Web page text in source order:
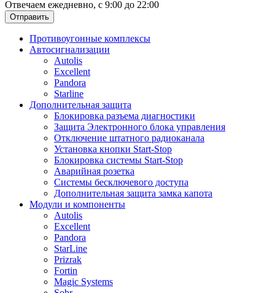
Отвечаем ежедневно, с 9:00 до 22:00
Отправить
Противоугонные комплексы
Автосигнализации
Autolis
Excellent
Pandora
Starline
Дополнительная защита
Блокировка разъема диагностики
Защита Электронного блока управления
Отключение штатного радиоканала
Установка кнопки Start-Stop
Блокировка системы Start-Stop
Аварийная розетка
Системы бесключевого доступа
Дополнительная защита замка капота
Модули и компоненты
Autolis
Excellent
Pandora
StarLine
Prizrak
Fortin
Magic Systems